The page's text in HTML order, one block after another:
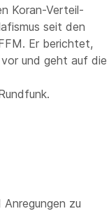
Koran-Verteil-
seit den
Er berichtet,
und geht auf die
zu